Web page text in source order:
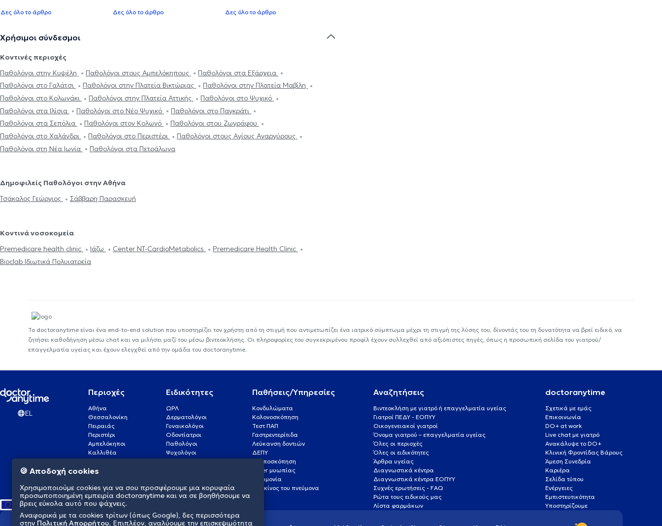
Δες όλο το άρθρο Δες όλο το άρθρο Δες όλο το άρθρο
Χρήσιμοι σύνδεσμοι
Κοντινές περιοχές
Παθολόγοι στην Κυψέλη
Παθολόγοι στους Αμπελόκηπους
Παθολόγοι στα Εξάρχεια
Παθολόγοι στο Γαλάτσι
Παθολόγοι στην Πλατεία Βικτώριας
Παθολόγοι στην Πλατεία Μαβίλη
Παθολόγοι στο Κολωνάκι
Παθολόγοι στην Πλατεία Αττικής
Παθολόγοι στο Ψυχικό
Παθολόγοι στα Ιλίσια
Παθολόγοι στο Νέο Ψυχικό
Παθολόγοι στο Παγκράτι
Παθολόγοι στα Σεπόλια
Παθολόγοι στον Κολωνό
Παθολόγοι στου Ζωγράφου
Παθολόγοι στο Χαλάνδρι
Παθολόγοι στο Περιστέρι
Παθολόγοι στους Αγίους Αναργύρους
Παθολόγοι στη Νέα Ιωνία
Παθολόγοι στα Πετράλωνα
Δημοφιλείς Παθολόγοι στην Αθήνα
Τσάκαλος Γεώργιος
Σάββαρη Παρασκευή
Κοντινά νοσοκομεία
Premedicare health clinic
Ιάζω Center NT-CardioMetabolics
Premedicare Health Clinic
Bioclab Ιδιωτικά Πολυιατρεία
Το doctoranytime είναι ένα end-to-end solution που υποστηρίζει τον χρήστη από τη στιγμή που αντιμετωπίζει ένα ιατρικό σύμπτωμα μέχρι τη στιγμή της λύσης του, δίνοντάς του τη δυνατότητα να βρεί ειδικό, να
ζητήσει καθοδήγηση μέσω chat και να μιλήσει μαζί του μέσω βιντεοκλήσης. Οι πληροφορίες του συγκεκριμένου προφίλ έχουν συλλεχθεί από αξιόπιστες πηγές, όπως η προσωπική σελίδα του γιατρού/
επαγγελματία υγείας και έχουν ελεγχθεί από την ομάδα του doctoranytime.
EL
Περιοχές
Αθήνα
Θεσσαλονίκη
Πειραιάς
Περιστέρι
Αμπελόκηποι
Καλλιθέα
Πάτρα
Γλυφάδα
Νέα Σμύρνη
Ειδικότητες
ΩΡΛ
Δερματολόγοι
Γυναικολόγοι
Οδοντίατροι
Παθολόγοι
Ψυχολόγοι
Οφθαλμίατροι
Καρδιολόγοι
Παθήσεις/Υπηρεσίες
Κονδυλώματα
Κολονοσκόπηση
Τεστ ΠΑΠ
Γαστρεντερίτιδα
Λεύκανση δοντιών
ΔΕΠΥ
Κολποσκόπηση
Laser μυωπίας
Πνευμονία
Καρκίνος του πνεύμονα
Αναζητήσεις
Βιντεοκλήση με γιατρό ή επαγγελματία υγείας
Γιατροί ΠΕΔΥ - ΕΟΠΥΥ
Οικογενειακοί γιατροί
Όνομα γιατρού – επαγγελματία υγείας
Όλες οι περιοχές
Όλες οι ειδικότητες
Άρθρα υγείας
Διαγνωστικά κέντρα
Διαγνωστικά κέντρα ΕΟΠΥΥ
Συχνές ερωτήσεις - FAQ
Ρώτα τους ειδικούς μας
Λίστα φαρμάκων
doctoranytime
Σχετικά με εμάς
Επικοινωνία
DO+ at work
Live chat με γιατρό
Ανακάλυψε το DO+
Κλινική Φροντίδας Βάρους
Άμεση Συνεδρία
Καριέρα
Σελίδα τύπου
Ενέργειες
Εμπιστευτικότητα
Υποστηρίζουμε
🍪 Αποδοχή cookies
Χρησιμοποιούμε cookies για να σου προσφέρουμε μια κορυφαία
προσωποποιημένη εμπειρία doctoranytime και να σε βοηθήσουμε να
βρεις εύκολα αυτό που ψάχνεις.
Αναφορικά με τα cookies τρίτων (όπως Google), δες περισσότερα
στην Πολιτική Απορρήτου. Επιπλέον, αναλύουμε την επισκεψιμότητα